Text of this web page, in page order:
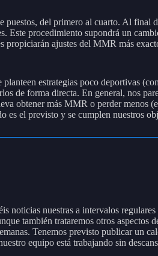
del primero al cuarto. Al final
procedimiento supondrá un
ajustes del MMR más
estrategias poco deportivas
de forma directa. En general, nos
obtener más MMR o perder menos
es el previsto y se cumplen nuestros
noticias nuestras a intervalos
también trataremos otros
Tenemos previsto publicar un
equipo está trabajando sin